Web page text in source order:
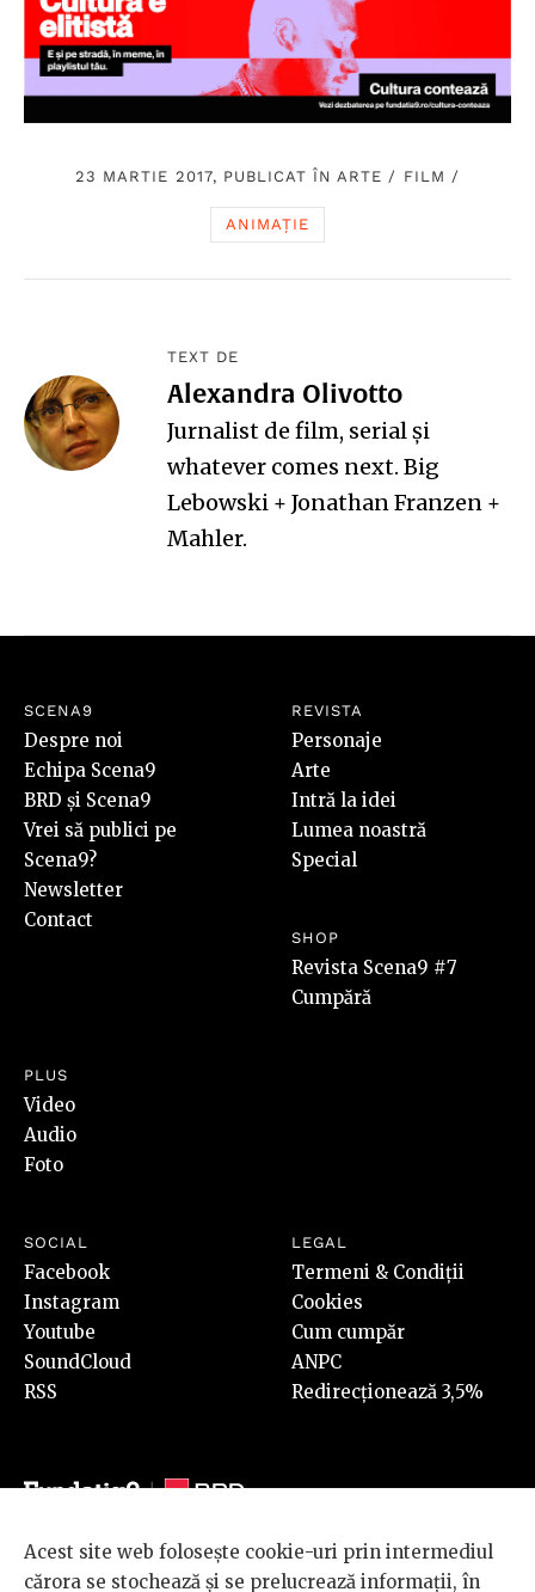
23 MARTIE 2017, PUBLICAT ÎN ARTE / FILM /
ANIMAȚIE
TEXT DE
Alexandra Olivotto
Jurnalist de film, serial și
whatever comes next. Big
Lebowski + Jonathan Franzen +
Mahler.
SCENA9
Despre noi
Echipa Scena9
BRD și Scena9
Vrei să publici pe
Scena9?
Newsletter
Contact
REVISTA
Personaje
Arte
Intră la idei
Lumea noastră
Special
SHOP
Revista Scena9 #7
Cumpără
PLUS
Video
Audio
Foto
SOCIAL
Facebook
Instagram
Youtube
SoundCloud
RSS
LEGAL
Termeni & Condiții
Cookies
Cum cumpăr
ANPC
Redirecționează 3,5%
© 2026 BRD Groupe Société Générale, toate drepturile rezervate.
Acest site web folosește cookie-uri prin intermediul
cărora se stochează și se prelucrează informații, în